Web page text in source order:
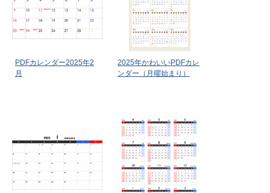
PDFカレンダー2025年2
月
2025年かわいいPDFカレ
ンダー（月曜始まり）